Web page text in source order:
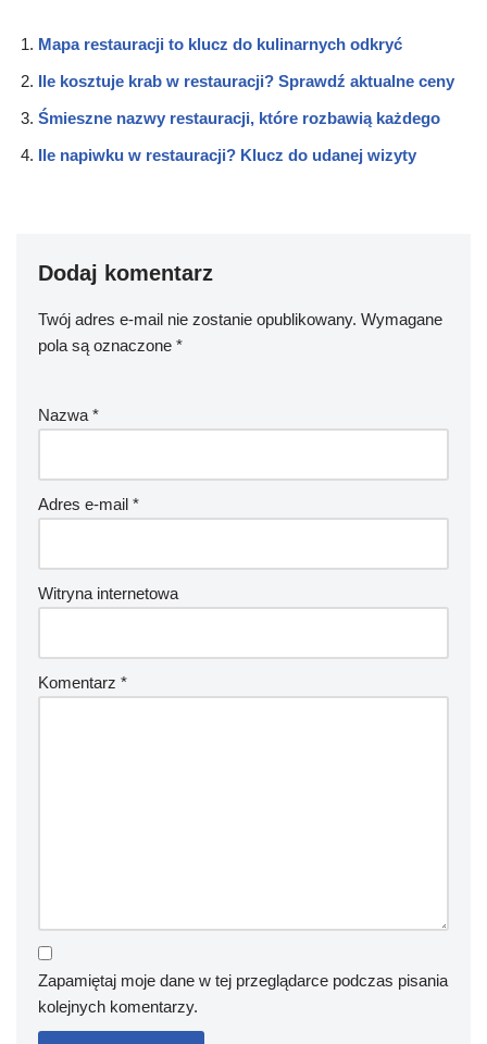
Mapa restauracji to klucz do kulinarnych odkryć
Ile kosztuje krab w restauracji? Sprawdź aktualne ceny
Śmieszne nazwy restauracji, które rozbawią każdego
Ile napiwku w restauracji? Klucz do udanej wizyty
Dodaj komentarz
Twój adres e-mail nie zostanie opublikowany. Wymagane
pola są oznaczone *
Nazwa *
Adres e-mail *
Witryna internetowa
Komentarz *
Zapamiętaj moje dane w tej przeglądarce podczas pisania
kolejnych komentarzy.